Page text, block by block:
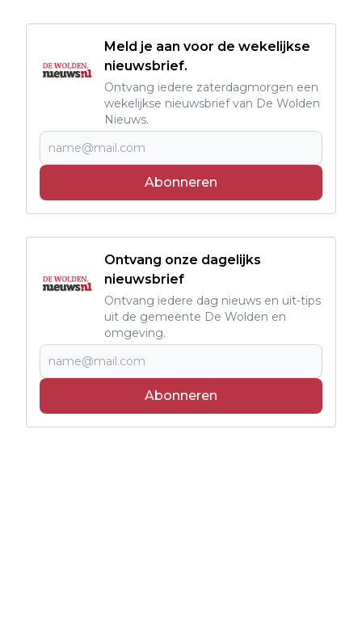
Meld je aan voor de wekelijkse
nieuwsbrief.
Ontvang iedere zaterdagmorgen een
wekelijkse nieuwsbrief van De Wolden
Nieuws.
Abonneren
Ontvang onze dagelijks
nieuwsbrief
Ontvang iedere dag nieuws en uit-tips
uit de gemeente De Wolden en
omgeving.
Abonneren